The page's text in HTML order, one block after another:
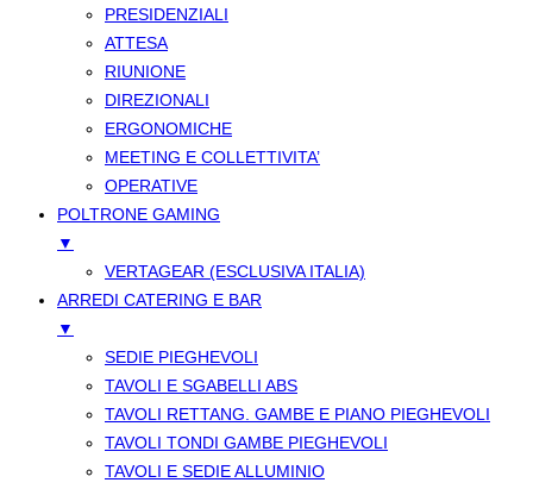
PRESIDENZIALI
ATTESA
RIUNIONE
DIREZIONALI
ERGONOMICHE
MEETING E COLLETTIVITA’
OPERATIVE
POLTRONE GAMING
▼
VERTAGEAR (ESCLUSIVA ITALIA)
ARREDI CATERING E BAR
▼
SEDIE PIEGHEVOLI
TAVOLI E SGABELLI ABS
TAVOLI RETTANG. GAMBE E PIANO PIEGHEVOLI
TAVOLI TONDI GAMBE PIEGHEVOLI
TAVOLI E SEDIE ALLUMINIO